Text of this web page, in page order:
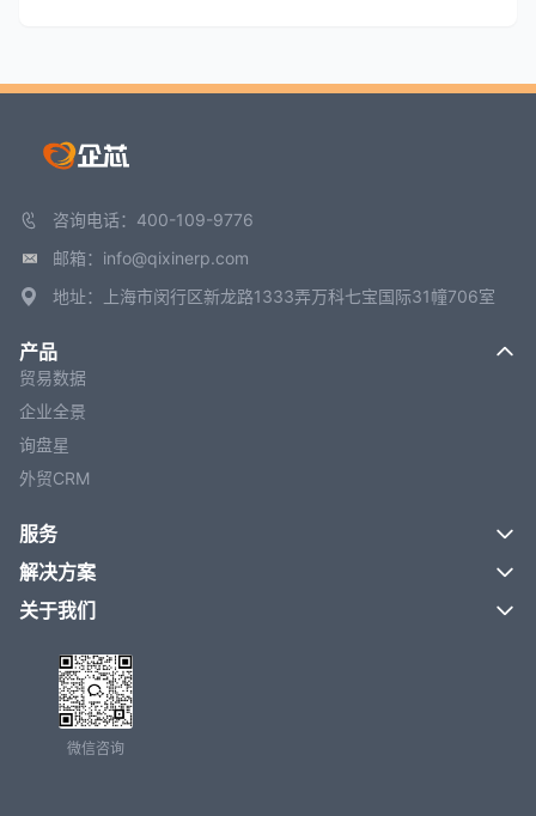
咨询电话：400-109-9776
邮箱：info@qixinerp.com
地址：上海市闵行区新龙路1333弄万科七宝国际31幢706室
产品
贸易数据
企业全景
询盘星
外贸CRM
服务
解决方案
关于我们
微信咨询